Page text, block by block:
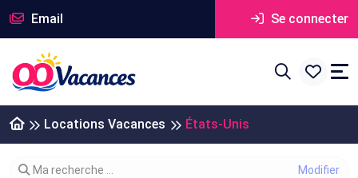
Email Se connecter
Locations Vacances États-Unis
Modifier votre recherche
Ma recherche ...